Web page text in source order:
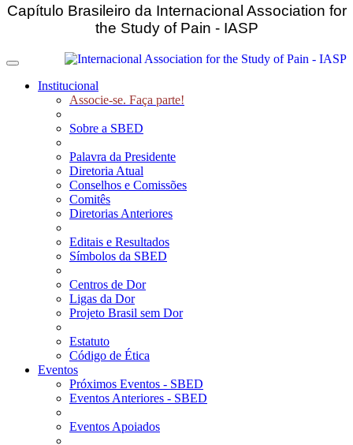
Capítulo Brasileiro da Internacional Association for
the Study of Pain - IASP
Toggle navigation
Institucional
Associe-se. Faça parte!
Sobre a SBED
Palavra da Presidente
Diretoria Atual
Conselhos e Comissões
Comitês
Diretorias Anteriores
Editais e Resultados
Símbolos da SBED
Centros de Dor
Ligas da Dor
Projeto Brasil sem Dor
Estatuto
Código de Ética
Eventos
Próximos Eventos - SBED
Eventos Anteriores - SBED
Eventos Apoiados